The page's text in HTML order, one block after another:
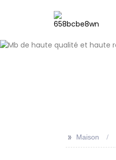
>> Maison